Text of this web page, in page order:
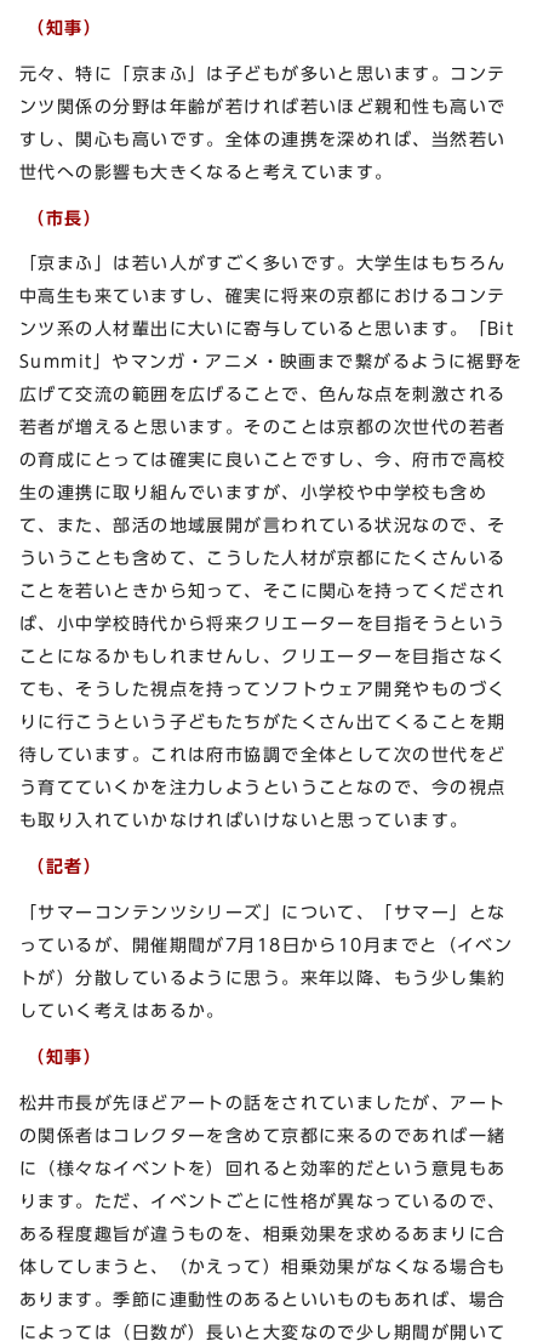
（知事）
元々、特に「京まふ」は子どもが多いと思います。コンテ
ンツ関係の分野は年齢が若ければ若いほど親和性も高いで
すし、関心も高いです。全体の連携を深めれば、当然若い
世代への影響も大きくなると考えています。
（市長）
「京まふ」は若い人がすごく多いです。大学生はもちろん
中高生も来ていますし、確実に将来の京都におけるコンテ
ンツ系の人材輩出に大いに寄与していると思います。「Bit
Summit」やマンガ・アニメ・映画まで繋がるように裾野を
広げて交流の範囲を広げることで、色んな点を刺激される
若者が増えると思います。そのことは京都の次世代の若者
の育成にとっては確実に良いことですし、今、府市で高校
生の連携に取り組んでいますが、小学校や中学校も含め
て、また、部活の地域展開が言われている状況なので、そ
ういうことも含めて、こうした人材が京都にたくさんいる
ことを若いときから知って、そこに関心を持ってくだされ
ば、小中学校時代から将来クリエーターを目指そうという
ことになるかもしれませんし、クリエーターを目指さなく
ても、そうした視点を持ってソフトウェア開発やものづく
りに行こうという子どもたちがたくさん出てくることを期
待しています。これは府市協調で全体として次の世代をど
う育てていくかを注力しようということなので、今の視点
も取り入れていかなければいけないと思っています。
（記者）
「サマーコンテンツシリーズ」について、「サマー」とな
っているが、開催期間が7月18日から10月までと（イベン
トが）分散しているように思う。来年以降、もう少し集約
していく考えはあるか。
（知事）
松井市長が先ほどアートの話をされていましたが、アート
の関係者はコレクターを含めて京都に来るのであれば一緒
に（様々なイベントを）回れると効率的だという意見もあ
ります。ただ、イベントごとに性格が異なっているので、
ある程度趣旨が違うものを、相乗効果を求めるあまりに合
体してしまうと、（かえって）相乗効果がなくなる場合も
あります。季節に連動性のあるといいものもあれば、場合
によっては（日数が）長いと大変なので少し期間が開いて